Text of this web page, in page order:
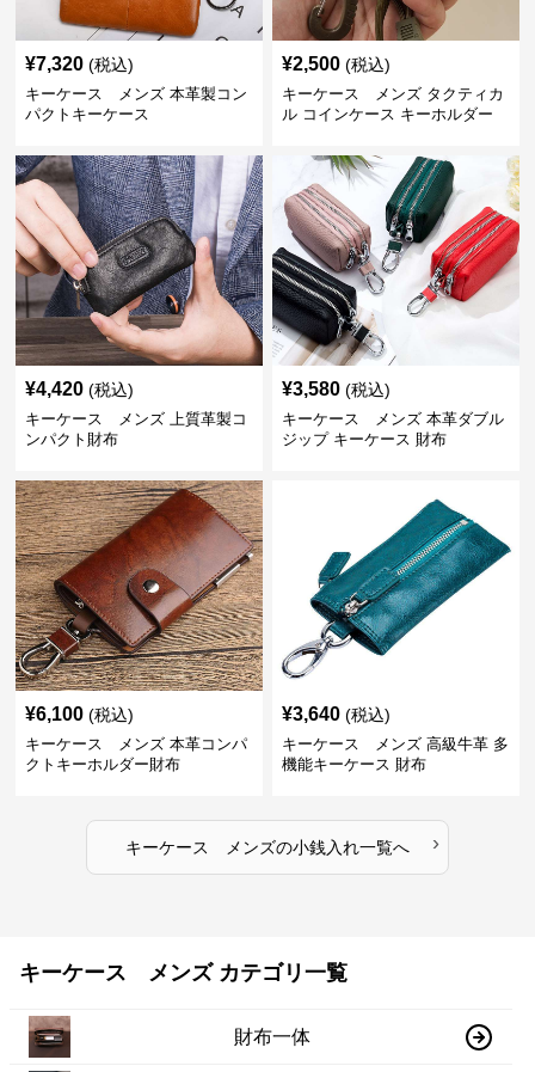
¥7,320 (税込)
キーケース メンズ 本革製コン
パクトキーケース
¥2,500 (税込)
キーケース メンズ タクティカ
ル コインケース キーホルダー
¥4,420 (税込)
キーケース メンズ 上質革製コ
ンパクト財布
¥3,580 (税込)
キーケース メンズ 本革ダブル
ジップ キーケース 財布
¥6,100 (税込)
キーケース メンズ 本革コンパ
クトキーホルダー財布
¥3,640 (税込)
キーケース メンズ 高級牛革 多
機能キーケース 財布
キーケース メンズの小銭入れ一覧へ ›
キーケース メンズ カテゴリ一覧
財布一体